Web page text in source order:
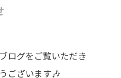
ログをご覧いただき
ございます🎶